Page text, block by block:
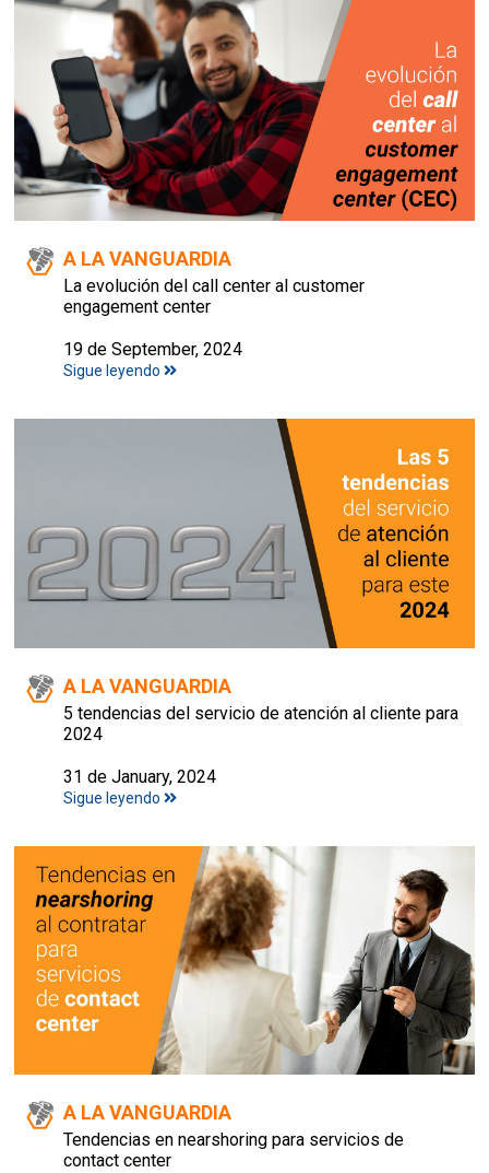
A LA VANGUARDIA
La evolución del call center al customer
engagement center
19 de September, 2024
Sigue leyendo
A LA VANGUARDIA
5 tendencias del servicio de atención al cliente para
2024
31 de January, 2024
Sigue leyendo
A LA VANGUARDIA
Tendencias en nearshoring para servicios de
contact center